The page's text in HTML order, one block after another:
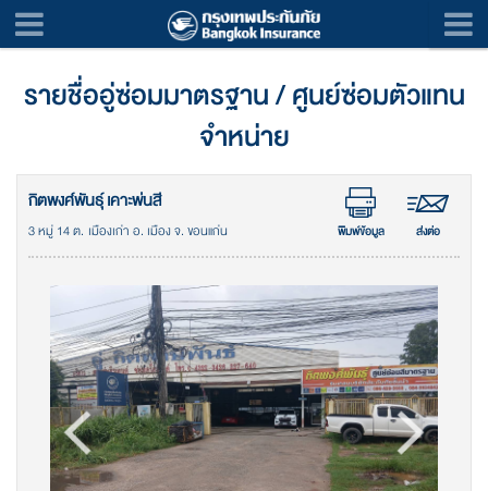
รายชื่ออู่ซ่อมมาตรฐาน / ศูนย์ซ่อมตัวแทน
จำหน่าย
กิตพงศ์พันธุ์ เคาะพ่นสี
3 หมู่ 14 ต. เมืองเก่า อ. เมือง จ. ขอนแก่น พิมพ์ข้อมูล ส่งต่อ